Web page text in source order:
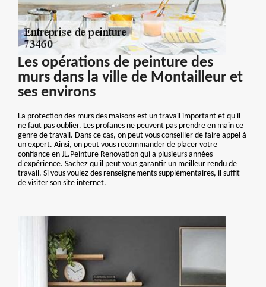
Les opérations de peinture des
murs dans la ville de Montailleur et
ses environs
La protection des murs des maisons est un travail important et qu'il
ne faut pas oublier. Les profanes ne peuvent pas prendre en main ce
genre de travail. Dans ce cas, on peut vous conseiller de faire appel à
un expert. Ainsi, on peut vous recommander de placer votre
confiance en JL.Peinture Renovation qui a plusieurs années
d'expérience. Sachez qu'il peut vous garantir un meilleur rendu de
travail. Si vous voulez des renseignements supplémentaires, il suffit
de visiter son site internet.